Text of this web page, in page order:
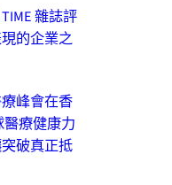
TIME 雜誌評
的企業之
峰會在香
療健康力
破真正抵